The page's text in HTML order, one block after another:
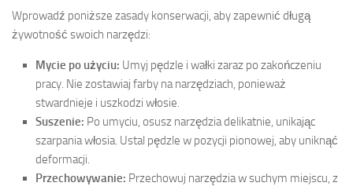
Wprowadź poniższe zasady konserwacji, aby zapewnić długą
żywotność swoich narzędzi:
Mycie po użyciu: Umyj pędzle i wałki zaraz po zakończeniu
pracy. Nie zostawiaj farby na narzędziach, ponieważ
stwardnieje i uszkodzi włosie.
Suszenie: Po umyciu, osusz narzędzia delikatnie, unikając
szarpania włosia. Ustal pędzle w pozycji pionowej, aby uniknąć
deformacji.
Przechowywanie: Przechowuj narzędzia w suchym miejscu, z